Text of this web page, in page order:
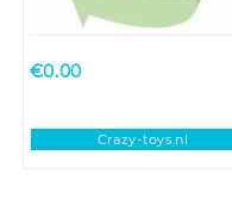
€0.00
Crazy-toys.nl